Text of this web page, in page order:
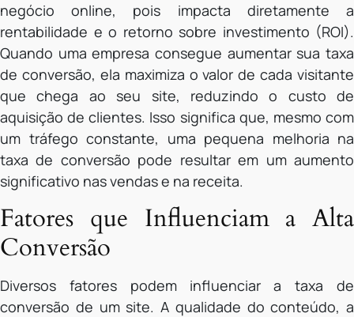
negócio online, pois impacta diretamente a
rentabilidade e o retorno sobre investimento (ROI).
Quando uma empresa consegue aumentar sua taxa
de conversão, ela maximiza o valor de cada visitante
que chega ao seu site, reduzindo o custo de
aquisição de clientes. Isso significa que, mesmo com
um tráfego constante, uma pequena melhoria na
taxa de conversão pode resultar em um aumento
significativo nas vendas e na receita.
Fatores que Influenciam a Alta
Conversão
Diversos fatores podem influenciar a taxa de
conversão de um site. A qualidade do conteúdo, a